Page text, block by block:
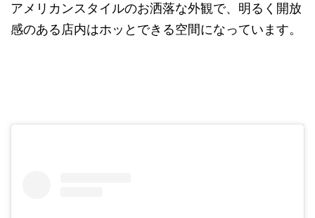
アメリカンスタイルのお洒落な外観で、明るく開放
感のある店内はホッとできる空間になっています。